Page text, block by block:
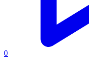
0